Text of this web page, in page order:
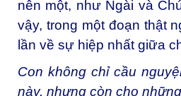
nên một, như Ngài và
vậy, trong một đoạn thật
lần về sự hiệp nhất giữa
Con không chỉ cầu
này, nhưng còn cho